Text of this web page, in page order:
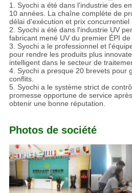
1. Syochi a été dans l'industrie des
10 années. La chaîne complète de
délai d'exécution et prix concurrentiel
2. Syochi a été dans l'industrie UV
fabricant mené UV du premier ÉPI de
3. Syochi a le professionnel et
pour rendre les produits plus
intelligent dans le secteur de
4. Syochi a presque 20 brevets pour
conflits.
5. Syochi a le système strict de
promesse opportune de service
obtenir une bonne réputation.
Photos de société